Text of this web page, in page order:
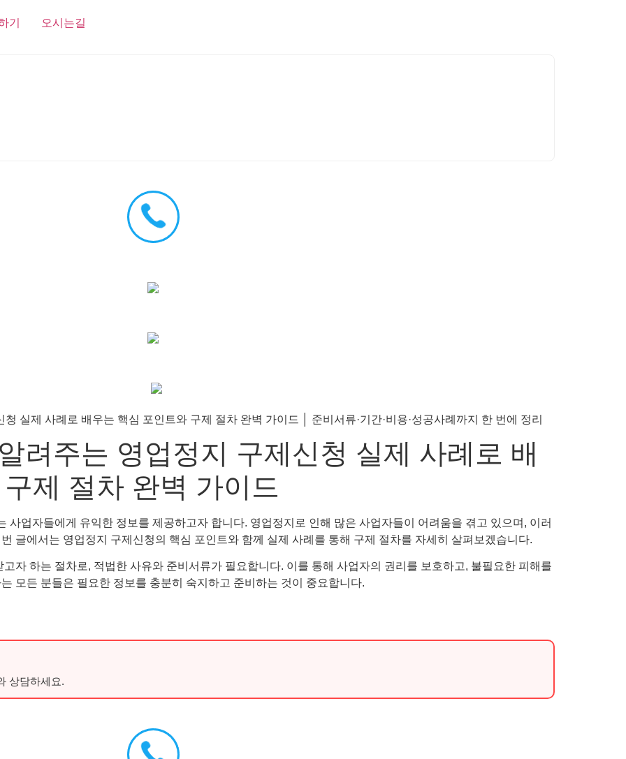
기 오시는길
려주는 영업정지 구제신청 실제 사례로 배
제 절차 완벽 가이드
사업자들에게 유익한 정보를 제공하고자 합니다. 영업정지로 인해 많은 사업자들이 어려움을 겪고 있으며, 이러
글에서는 영업정지 구제신청의 핵심 포인트와 함께 실제 사례를 통해 구제 절차를 자세히 살펴보겠습니다.
자 하는 절차로, 적법한 사유와 준비서류가 필요합니다. 이를 통해 사업자의 권리를 보호하고, 불필요한 피해를
모든 분들은 필요한 정보를 충분히 숙지하고 준비하는 것이 중요합니다.
상담하세요.